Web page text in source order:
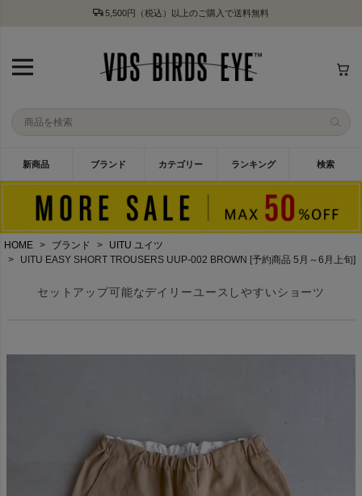
5,500円（税込）以上のご購入で送料無料
新商品 ブランド カテゴリー ランキング 検索
HOME ブランド
UITU ユイツ
UITU EASY SHORT TROUSERS UUP-002 BROWN [予約商品 5月～6月上旬]
セットアップ可能なデイリーユースしやすいショーツ